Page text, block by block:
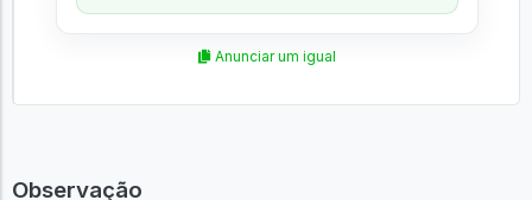
Anunciar um igual
Observação